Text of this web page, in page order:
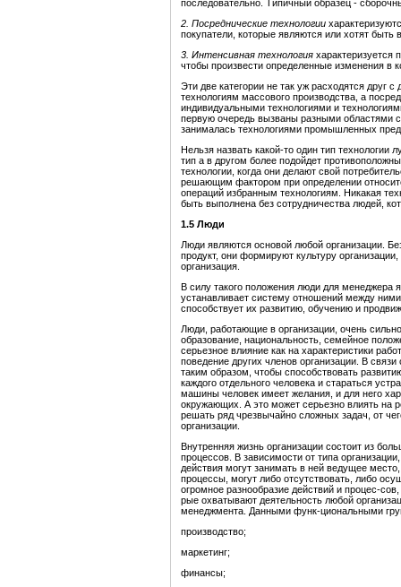
последовательно. Типичный образец -
2. Посреднические технологии
покупатели, которые являются или хотят
3. Интенсивная технология характеризуется
чтобы произвести определенные изменения в
Эти две категории не так уж расходятся друг
технологиям массового производства, а
индивидуальными технологиями и
первую очередь вызваны разными областями
занималась технологиями промышленных
Нельзя назвать какой-то один тип
тип а в другом более подойдет
технологии, когда они делают свой
решающим фактором при определении
операций избранным технологиям. Никакая
быть выполнена без сотрудничества людей,
1.5 Люди
Люди являются основой любой организации.
продукт, они формируют культуру
организация.
В силу такого положения люди для
устанавливает систему отношений между
способствует их развитию, обучению и
Люди, работающие в организации, очень
образование, национальность, семейное
серьезное влияние как на характеристики
поведение других членов организации. В
таким образом, чтобы способствовать
каждого отдельного человека и стараться
машины человек имеет желания, и для него
окружающих. А это может серьезно влиять на
решать ряд чрезвычайно сложных задач, от
организации.
Внутренняя жизнь организации состоит из
процессов. В зависимости от типа
действия могут занимать в ней ведущее
процессы, могут либо отсутствовать, либо
огромное разнообразие действий и процес-
рые охватывают деятельность любой
менеджмента. Данными функ-циональными
производство;
маркетинг;
финансы;